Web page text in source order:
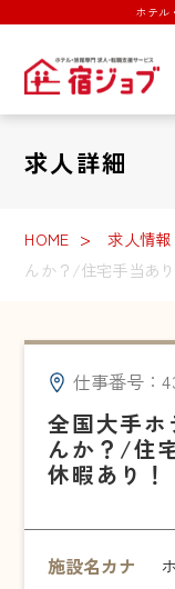
ホテル
求人詳細
HOME 求人情報
んか？/住宅手当あ
仕事番号：
全国大手
んか？/住
休暇あり！
施設名カナ